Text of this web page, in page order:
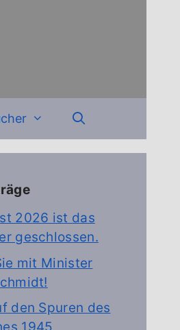
2026 ist das
geschlossen.
mit Minister
den Spuren des